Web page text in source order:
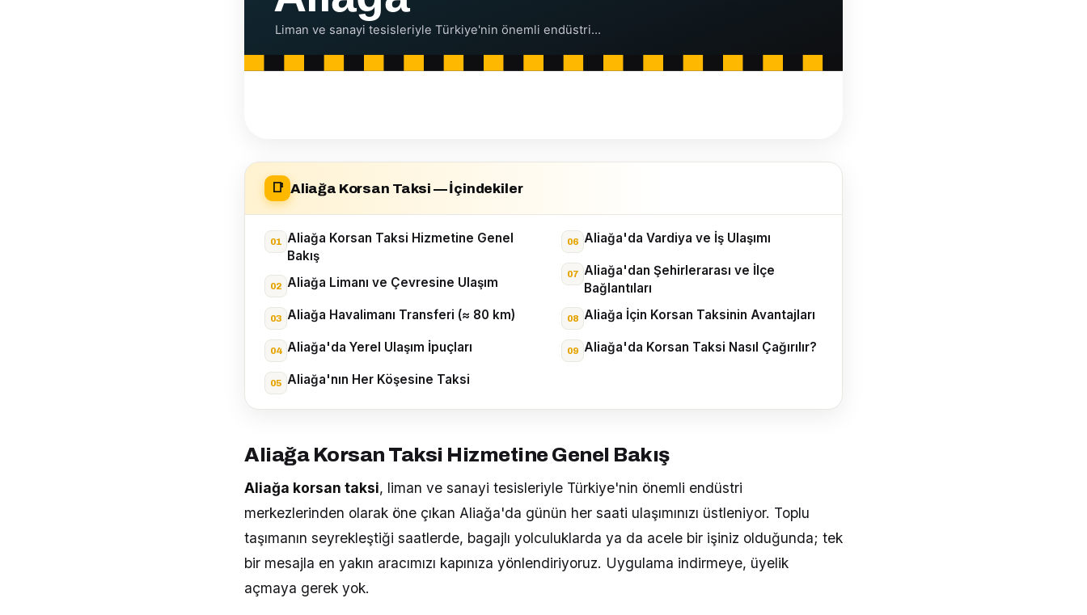
📑 Aliağa Korsan Taksi — İçindekiler
Aliağa Korsan Taksi Hizmetine Genel
Bakış
Aliağa Limanı ve Çevresine Ulaşım
Aliağa Havalimanı Transferi (≈ 80 km)
Aliağa'da Yerel Ulaşım İpuçları
Aliağa'nın Her Köşesine Taksi
Aliağa'da Vardiya ve İş Ulaşımı
Aliağa'dan Şehirlerarası ve İlçe
Bağlantıları
Aliağa İçin Korsan Taksinin Avantajları
Aliağa'da Korsan Taksi Nasıl Çağırılır?
Aliağa Korsan Taksi Hizmetine Genel Bakış
Aliağa korsan taksi, liman ve sanayi tesisleriyle Türkiye'nin önemli endüstri
merkezlerinden olarak öne çıkan Aliağa'da günün her saati ulaşımınızı üstleniyor. Toplu
taşımanın seyrekleştiği saatlerde, bagajlı yolculuklarda ya da acele bir işiniz olduğunda; tek
bir mesajla en yakın aracımızı kapınıza yönlendiriyoruz. Uygulama indirmeye, üyelik
açmaya gerek yok.